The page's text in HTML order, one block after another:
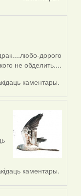
дорого
не обделить....
каментары.
каментары.